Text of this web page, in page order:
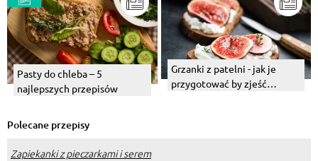
Pasty do chleba – 5
najlepszych przepisów
Grzanki z patelni - jak je
przygotować by zjeść
Polecane przepisy
Zapiekanki z pieczarkami i serem